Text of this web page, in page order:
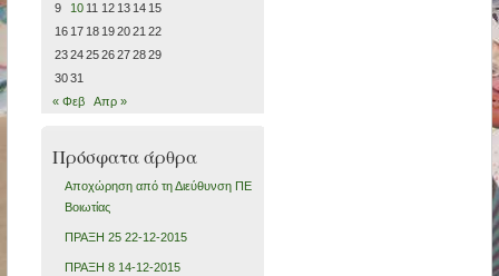
9
10 11 12 13 14 15
16 17 18 192021 22
23242526272829
3031
« Φεβ
Απρ »
Πρόσφατα άρθρα
Αποχώρηση από τη Διεύθυνση ΠΕ
Βοιωτίας
ΠΡΑΞΗ 25 22-12-2015
ΠΡΑΞΗ 8 14-12-2015